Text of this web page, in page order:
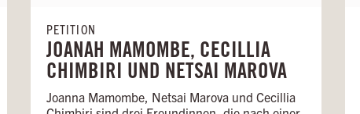
JOANAH MAMOMBE, CECILLIA
CHIMBIRI UND NETSAI MAROVA
PETITION
Joanna Mamombe, Netsai Marova und Cecillia